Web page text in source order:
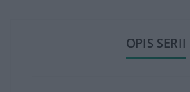
OPIS SERII